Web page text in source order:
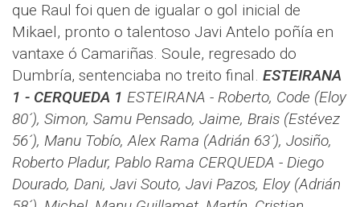
que Raul foi quen de igualar o gol inicial de
Mikael, pronto o talentoso Javi Antelo poñía en
vantaxe ó Camariñas. Soule, regresado do
Dumbría, sentenciaba no treito final. ESTEIRANA
1 - CERQUEDA 1 ESTEIRANA - Roberto, Code (Eloy
80´), Simon, Samu Pensado, Jaime, Brais (Estévez
56´), Manu Tobío, Alex Rama (Adrián 63´), Josiño,
Roberto Pladur, Pablo Rama CERQUEDA - Diego
Dourado, Dani, Javi Souto, Javi Pazos, Eloy (Adrián